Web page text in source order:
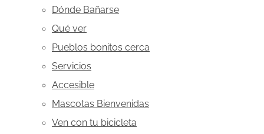
Dónde Bañarse
Qué ver
Pueblos bonitos cerca
Servicios
Accesible
Mascotas Bienvenidas
Ven con tu bicicleta